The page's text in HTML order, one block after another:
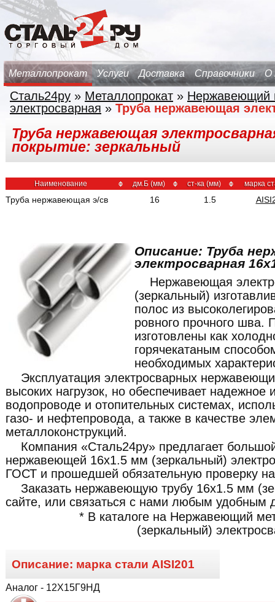
Металлопрокат Услуги Доставка Справочники О
Сталь24ру » Металлопрокат » Нержавеющий
электросварная » Труба нержавеющая
Труба нержавеющая
покрытие: зеркальный
Наименование дм.Б (мм) ст-ка (мм) марка
Труба нержавеющая э/св 16 1.5
Описание: Труба
электросварная
Нержавеющая
(зеркальный)
полос из
ровного прочного шва.
изготовлены как
горячекатаным
необходимых
Эксплуатация электросварных
высоких нагрузок, но обеспечивает надежное
водопроводе и отопительных системах,
газо- и нефтепровода, а также в качестве
металлоконструкций.
Компания «Сталь24ру» предлагает
нержавеющей 16x1.5 мм (зеркальный)
ГОСТ и прошедшей обязательную проверку на
Заказать нержавеющую трубу 16x1.5 мм
сайте, или связаться с нами любым удобным
* В каталоге на Нержавеющий
(зеркальный)
Описание: марка стали AISI201
Аналог - 12Х15Г9НД